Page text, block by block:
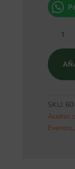
Pemium
Gran
Lata
Caja
de
15
SKU:
Aceites
Eventos,